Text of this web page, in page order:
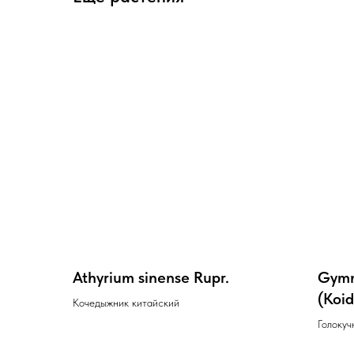
Athyrium sinense Rupr.
Кочедыжник китайский